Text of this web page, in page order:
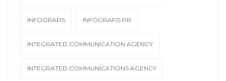
INFOGRAFIS INFOGRAFIS PR
INTEGRATED COMMUNICATION AGENCY
INTEGRATED COMMUNICATIONS AGENCY